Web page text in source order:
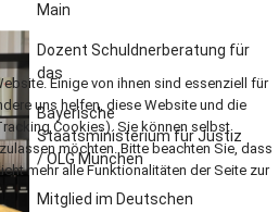
Main
Dozent Schuldnerberatung für
das
Bayerische
Staatsministerium für Justiz
/ OLG München
Mitglied im Deutschen
Einige von ihnen sind essenziell für
uns helfen, diese Website und die
Cookies). Sie können selbst
möchten. Bitte beachten Sie, dass
mehr alle Funktionalitäten der Seite zur